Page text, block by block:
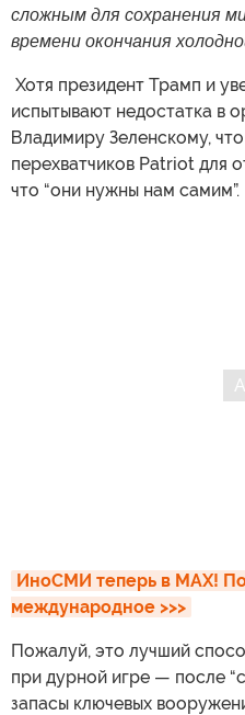
сложным для сохранения
времени окончания
Хотя президент Трамп и
испытывают недостатка в
Владимиру Зеленскому,
перехватчиков Patriot для
что “они нужны нам самим”.
ИноСМИ теперь в MAX!
международное >>>
Пожалуй, это лучший
при дурной игре — после
запасы ключевых